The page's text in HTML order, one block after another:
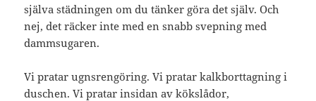
själva städningen om du tänker göra det själv. Och
nej, det räcker inte med en snabb svepning med
dammsugaren.
Vi pratar ugnsrengöring. Vi pratar kalkborttagning i
duschen. Vi pratar insidan av kökslådor,